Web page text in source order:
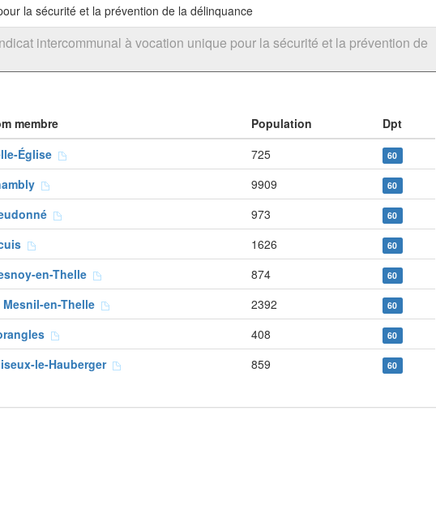
la sécurité et la prévention de la délinquance
intercommunal à vocation unique pour la sécurité et la prévention de
membre Population
Dpt
Église 725 60
9909 60
973 60
1626 60
en-Thelle 874 60
Mesnil-en-Thelle 2392 60
408 60
le-Hauberger 859 60